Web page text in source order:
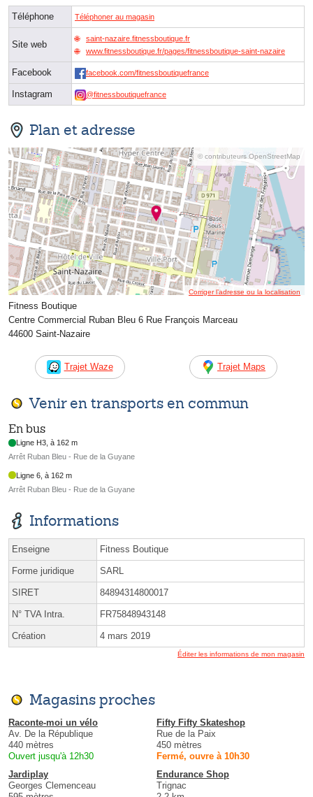
Téléphone Téléphoner au magasin
Site web
saint-nazaire.fitnessboutique.fr
www.fitnessboutique.fr/pages/fitnessboutique-saint-nazaire
Facebook facebook.com/fitnessboutiquefrance
Instagram @fitnessboutiquefrance
Plan et adresse
© contributeurs OpenStreetMap
Corriger l’adresse ou la localisation
Fitness Boutique
Centre Commercial Ruban Bleu 6 Rue François Marceau
44600 Saint-Nazaire
Trajet Waze Trajet Maps
Venir en transports en commun
En bus
Ligne H3, à 162 m
Arrêt Ruban Bleu - Rue de la Guyane
Ligne 6, à 162 m
Arrêt Ruban Bleu - Rue de la Guyane
Informations
Enseigne Fitness Boutique
Forme juridique SARL
SIRET 84894314800017
N° TVA Intra. FR75848943148
Création 4 mars 2019
Éditer les informations de mon magasin
Magasins proches
Raconte-moi un vélo
Av. De la République
440 mètres
Ouvert jusqu'à 12h30
Fifty Fifty Skateshop
Rue de la Paix
450 mètres
Fermé, ouvre à 10h30
Jardiplay
Georges Clemenceau
Endurance Shop
Trignac